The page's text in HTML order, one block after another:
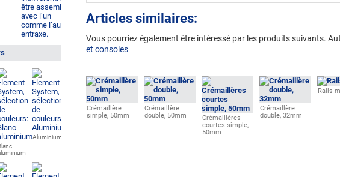
Aluminium
Articles similaires:
Vous pourriezégalement être intéressé par les produits suivants.
et consoles
Crémaillère
simple, 50mm
Crémaillère
double, 50mm
Crémaillères
courtes simple,
50mm
Crémaillère
double, 32mm
Rails